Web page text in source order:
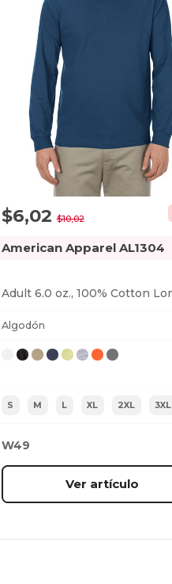
$6,02$10,02
American Apparel AL1304
Algodón
S M L XL 2XL 3XL
W49
Ver artículo